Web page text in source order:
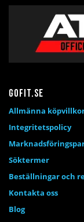
Gofit.se
Allmänna
Integritetspolicy
Söktermer
Beställningar och
Kontakta oss
Blog